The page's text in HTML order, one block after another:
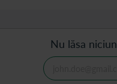
Nu lăsa niciun